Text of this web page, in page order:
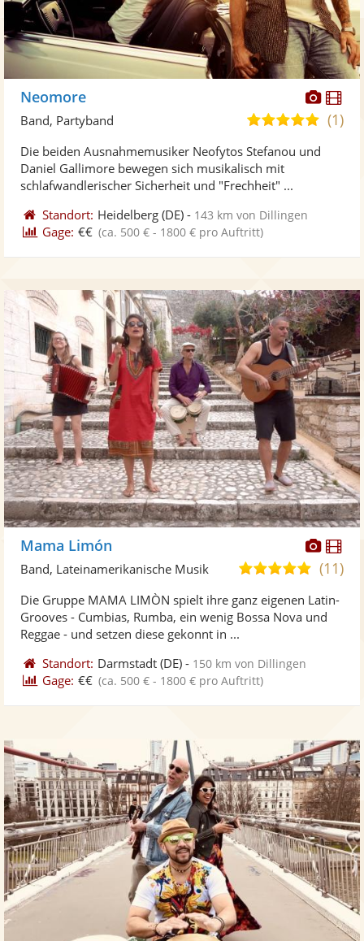
Neomore
4,8
5
(1)
Band, Partyband
Die beiden Ausnahmemusiker Neofytos Stefanou und
Daniel Gallimore bewegen sich musikalisch mit
schlafwandlerischer Sicherheit und "Frechheit" ...
Standort: Heidelberg (DE) - 143 km von Dillingen
Gage: €€ (ca. 500 € - 1800 € pro Auftritt)
Fotos
Mama Limón
5,0
5
(11)
Band, Lateinamerikanische Musik
Die Gruppe MAMA LIMÒN spielt ihre ganz eigenen Latin-
Grooves - Cumbias, Rumba, ein wenig Bossa Nova und
Reggae - und setzen diese gekonnt in ...
Standort: Darmstadt (DE) - 150 km von Dillingen
Gage: €€ (ca. 500 € - 1800 € pro Auftritt)